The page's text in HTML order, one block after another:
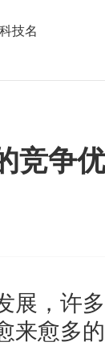
技名
竞争
展，许
来愈多